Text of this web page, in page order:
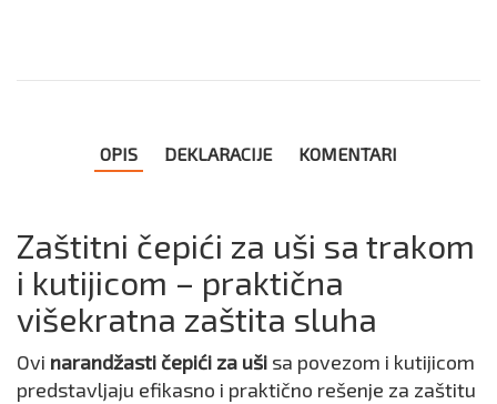
OPIS DEKLARACIJE KOMENTARI
Zaštitni čepići za uši sa trakom
i kutijicom – praktična
višekratna zaštita sluha
Ovi narandžasti čepići za uši sa povezom i kutijicom
predstavljaju efikasno i praktično rešenje za zaštitu